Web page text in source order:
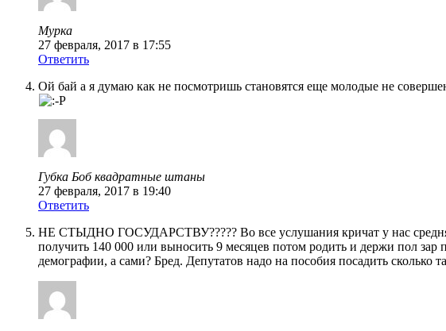
Мурка
27 февраля, 2017 в 17:55
Ответить
Ой бай а я думаю как не посмотришь становятся еще молодые не
Губка Боб квадратные штаны
27 февраля, 2017 в 19:40
Ответить
НЕ СТЫДНО ГОСУДАРСТВУ????? Во все услушания кричат у нас средняя
получить 140 000 или выносить 9 месяцев потом родить и держи пол
демографии, а сами? Бред. Депутатов надо на пособия посадить сколько